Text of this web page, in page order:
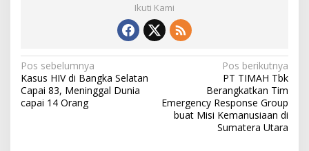
Ikuti Kami
Navigasi
pos
Pos sebelumnya
Kasus HIV di Bangka Selatan
Capai 83, Meninggal Dunia
capai 14 Orang
Pos berikutnya
PT TIMAH Tbk
Berangkatkan Tim
Emergency Response Group
buat Misi Kemanusiaan di
Sumatera Utara